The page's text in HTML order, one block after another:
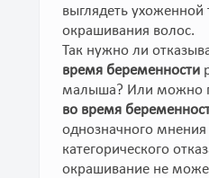
выглядеть ухоженной
окрашивания волос.
Так нужно ли
время беременности
малыша? Или можно
во время
однозначного мнения
категорического
окрашивание не